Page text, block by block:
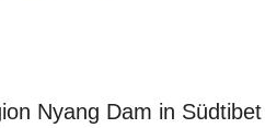
Nyang Dam in Südtibet